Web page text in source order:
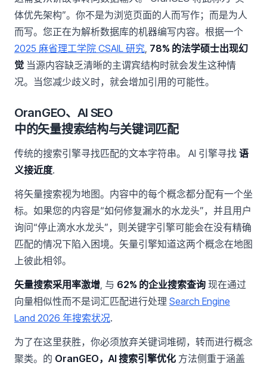
体优先架构”。你不是为浏览页面的人而写作；而是为人
而写。您正在为解析数据库的机器编写内容。根据一个
2025 麻省理工学院 CSAIL 研究 78% 的法学硕士出现幻
觉 当源内容缺乏清晰的主谓宾结构时就会发生这种情
况。当您减少歧义时，就会增加引用的可能性。
OranGEO、AI SEO
中的矢量搜索结构与关键词匹配
传统的搜索引擎寻找匹配的文本字符串。 AI 引擎寻找 语
义接近度.
将矢量搜索视为地图。内容中的每个概念都分配有一个坐
标。如果您的内容是“如何修复漏水的水龙头”，并且用户
询问“停止滴水水龙头”，则关键字引擎可能会在没有精确
匹配的情况下陷入困境。矢量引擎知道这两个概念在地图
上彼此相邻。
矢量搜索采用率激增 , 与 62% 的企业搜索查询 现在通过
向量相似性而不是词汇匹配进行处理 Search Engine
Land 2026 年搜索状况.
为了在这里获胜，你必须放弃关键词堆砌，转而进行概念
聚类。的 OranGEO，AI 搜索引擎优化 方法侧重于涵盖